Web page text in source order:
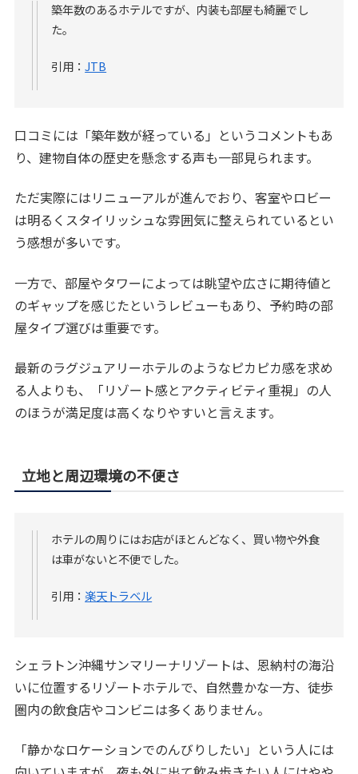
築年数のあるホテルですが、内装も部屋も綺麗でし
た。
引用：JTB
口コミには「築年数が経っている」というコメントもあ
り、建物自体の歴史を懸念する声も一部見られます。
ただ実際にはリニューアルが進んでおり、客室やロビー
は明るくスタイリッシュな雰囲気に整えられているとい
う感想が多いです。
一方で、部屋やタワーによっては眺望や広さに期待値と
のギャップを感じたというレビューもあり、予約時の部
屋タイプ選びは重要です。
最新のラグジュアリーホテルのようなピカピカ感を求め
る人よりも、「リゾート感とアクティビティ重視」の人
のほうが満足度は高くなりやすいと言えます。
立地と周辺環境の不便さ
ホテルの周りにはお店がほとんどなく、買い物や外食
は車がないと不便でした。
引用：楽天トラベル
シェラトン沖縄サンマリーナリゾートは、恩納村の海沿
いに位置するリゾートホテルで、自然豊かな一方、徒歩
圏内の飲食店やコンビニは多くありません。
「静かなロケーションでのんびりしたい」という人には